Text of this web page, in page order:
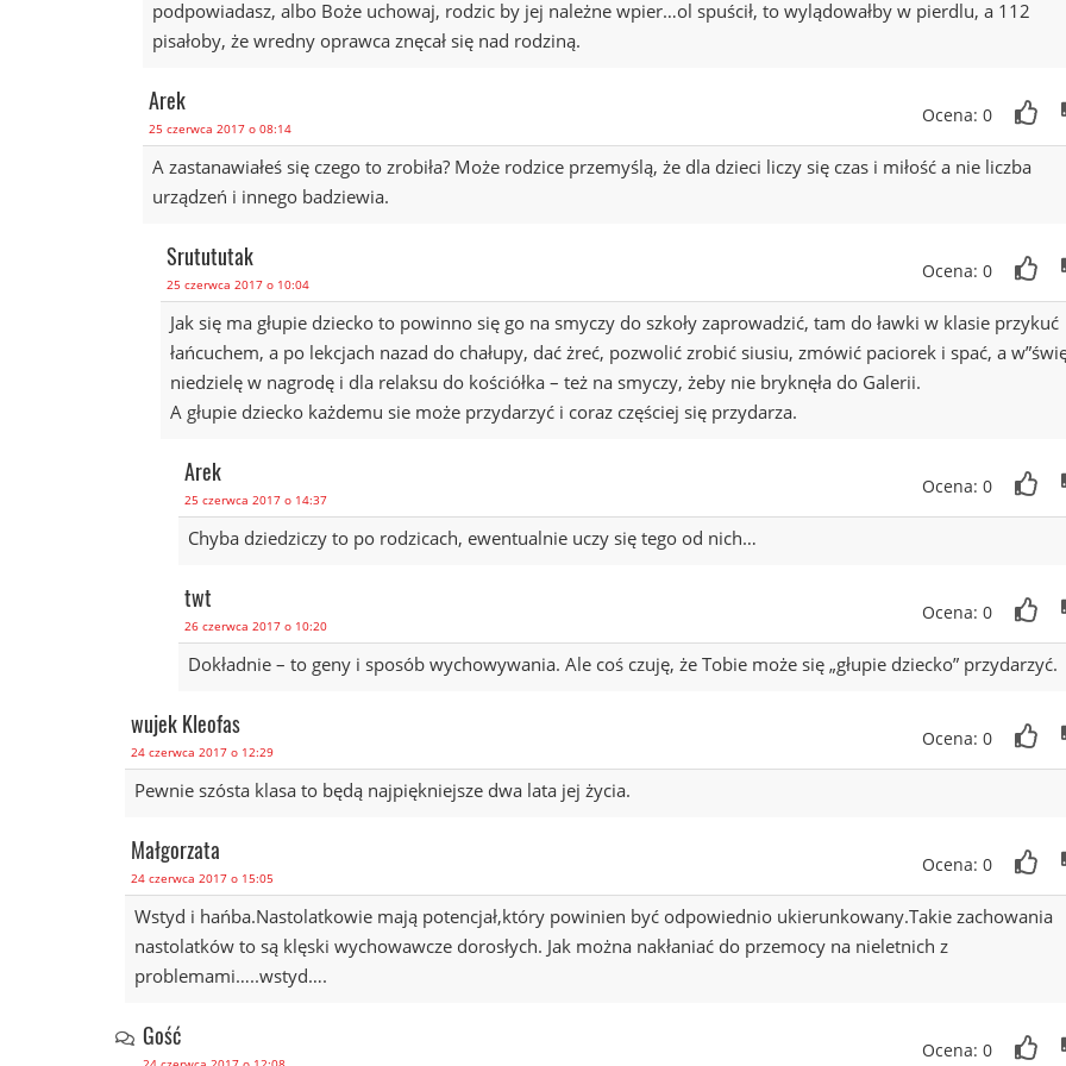
podpowiadasz, albo Boże uchowaj, rodzic by jej należne wpier…ol spuścił, to wylądowałby w pierdlu, a 112
pisałoby, że wredny oprawca znęcał się nad rodziną.
Arek
25 czerwca 2017 o 08:14
Ocena: 0
A zastanawiałeś się czego to zrobiła? Może rodzice przemyślą, że dla dzieci liczy się czas i miłość a nie liczba
urządzeń i innego badziewia.
Srutututak
25 czerwca 2017 o 10:04
Ocena: 0
Jak się ma głupie dziecko to powinno się go na smyczy do szkoły zaprowadzić, tam do ławki w klasie przykuć
łańcuchem, a po lekcjach nazad do chałupy, dać żreć, pozwolić zrobić siusiu, zmówić paciorek i spać, a
niedzielę w nagrodę i dla relaksu do kościółka – też na smyczy, żeby nie bryknęła do Galerii.
A głupie dziecko każdemu sie może przydarzyć i coraz częściej się przydarza.
Arek
25 czerwca 2017 o 14:37
Ocena: 0
Chyba dziedziczy to po rodzicach, ewentualnie uczy się tego od nich…
twt
26 czerwca 2017 o 10:20
Ocena: 0
Dokładnie – to geny i sposób wychowywania. Ale coś czuję, że Tobie może się „głupie dziecko” przydarzyć.
wujek Kleofas
24 czerwca 2017 o 12:29
Ocena: 0
Pewnie szósta klasa to będą najpiękniejsze dwa lata jej życia.
Małgorzata
24 czerwca 2017 o 15:05
Ocena: 0
Wstyd i hańba.Nastolatkowie mają potencjał,który powinien być odpowiednio ukierunkowany.Takie zachowania
nastolatków to są klęski wychowawcze dorosłych. Jak można nakłaniać do przemocy na nieletnich z
problemami…..wstyd….
Gość Ocena: 0